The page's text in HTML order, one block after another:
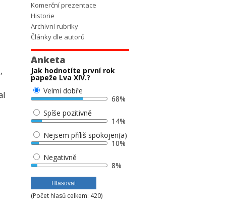
Komerční prezentace
Historie
Archivní rubriky
Články dle autorů
Anketa
Jak hodnotíte první rok
papeže Lva XIV.?
Velmi dobře
68%
Spíše pozitivně
14%
Nejsem příliš spokojen(a)
10%
Negativně
8%
(Počet hlasů celkem: 420)